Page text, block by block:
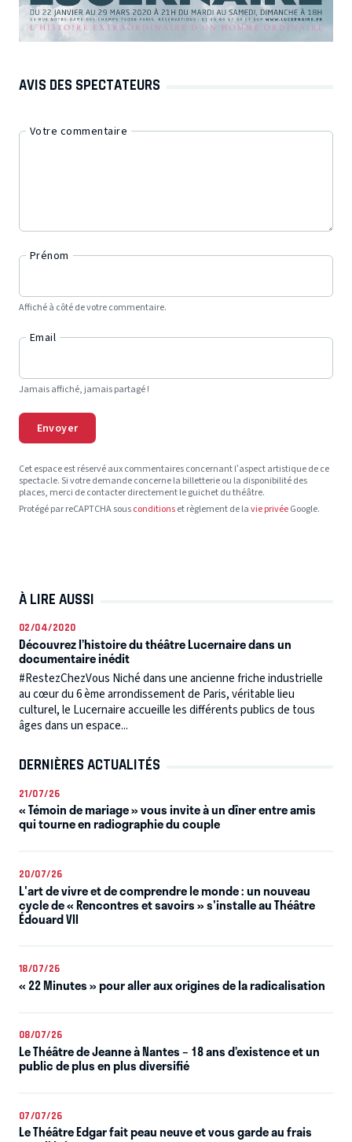
AVIS DES SPECTATEURS
Votre commentaire
Prénom
Affiché à côté de votre commentaire.
Email
Jamais affiché, jamais partagé !
Envoyer
Cet espace est réservé aux commentaires concernant l’aspect artistique de ce
spectacle. Si votre demande concerne la billetterie ou la disponibilité des
places, merci de contacter directement le guichet du théâtre.
Protégé par reCAPTCHA sousconditionset règlement de lavie privéeGoogle.
À LIRE AUSSI
02/04/2020
Découvrez l’histoire du théâtre Lucernaire dans un
documentaire inédit
#RestezChezVous Niché dans une ancienne friche industrielle
au cœur du 6 ème arrondissement de Paris, véritable lieu
culturel, le Lucernaire accueille les différents publics de tous
âges dans un espace...
DERNIÈRES ACTUALITÉS
21/07/26
« Témoin de mariage » vous invite à un dîner entre amis
qui tourne en radiographie du couple
20/07/26
L'art de vivre et de comprendre le monde : un nouveau
cycle de « Rencontres et savoirs » s'installe au Théâtre
Édouard VII
18/07/26
« 22 Minutes » pour aller aux origines de la radicalisation
08/07/26
Le Théâtre de Jeanne à Nantes – 18 ans d’existence et un
public de plus en plus diversifié
07/07/26
Le Théâtre Edgar fait peau neuve et vous garde au frais